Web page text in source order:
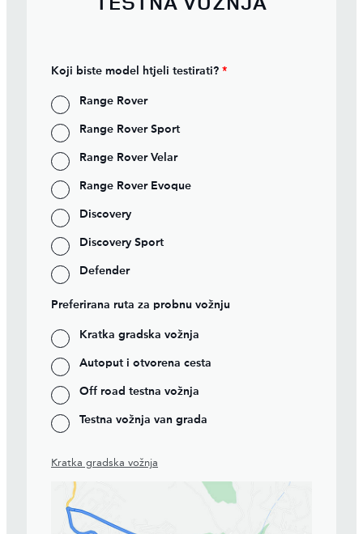
Koji biste model htjeli testirati? *
Range Rover
Range Rover Sport
Range Rover Velar
Range Rover Evoque
Discovery
Discovery Sport
Defender
Preferirana ruta za probnu vožnju
Kratka gradska vožnja
Autoput i otvorena cesta
Off road testna vožnja
Testna vožnja van grada
Kratka gradska vožnja